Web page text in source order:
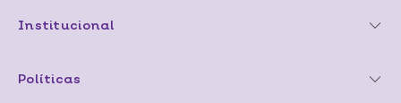
Institucional
Políticas